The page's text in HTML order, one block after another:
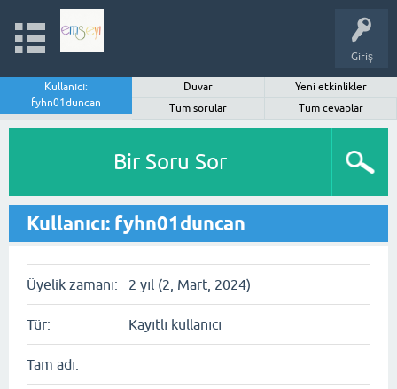
Giriş
Kullanıcı:
fyhn01duncan
Duvar
Yeni etkinlikler
Tüm sorular
Tüm cevaplar
Bir Soru Sor
Kullanıcı: fyhn01duncan
Üyelik zamanı: 2 yıl (2, Mart, 2024)
Tür: Kayıtlı kullanıcı
Tam adı: